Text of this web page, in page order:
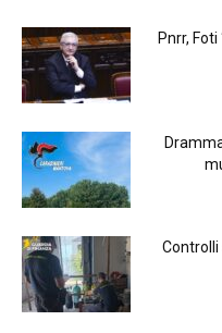
Pnrr,
Controlli